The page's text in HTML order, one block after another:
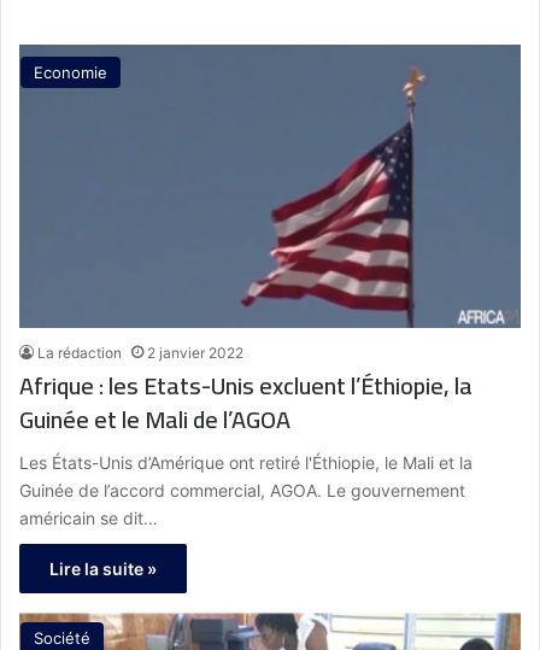
Economie
La rédaction 2 janvier 2022
Afrique : les Etats-Unis excluent l’Éthiopie, la
Guinée et le Mali de l’AGOA
Les États-Unis d’Amérique ont retiré l'Éthiopie, le Mali et la
Guinée de l’accord commercial, AGOA. Le gouvernement
américain se dit…
Lire la suite »
Société